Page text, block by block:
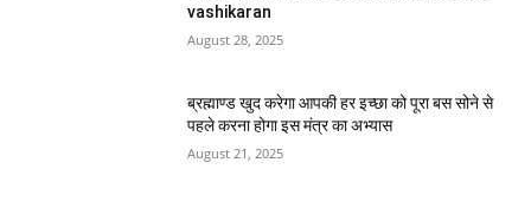
vashikaran
August 28, 2025
ब्रह्माण्ड खुद करेगा आपकी हर इच्छा को पूरा बस सोने से
पहले करना होगा इस मंत्र का अभ्यास
August 21, 2025